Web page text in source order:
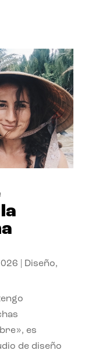
Diseño,
es
de diseño